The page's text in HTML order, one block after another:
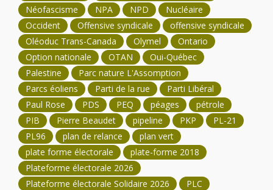
Néofascisme
NPA NPD
Nucléaire
Occident
Offensive syndicale
offensive syndicale
Oléoduc Trans-Canada
Olymel
Ontario
Option nationale
OTAN
Oui-Québec
Palestine
Parc nature L'Assomption
Parcs éoliens
Parti de la rue
Parti Libéral
Paul Rose
PDS PEQ péages
pétrole
PIB
Pierre Beaudet pipeline PKP
PL-21
PL96
plan de relance
plan vert
plate forme électorale
plate-forme 2018
Plateforme électorale 2026
Plateforme électorale Solidaire 2026
PLC